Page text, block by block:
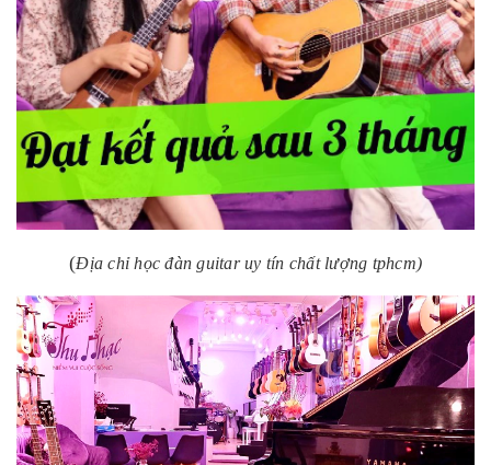
(Địa chỉ học đàn guitar uy tín chất lượng tphcm)